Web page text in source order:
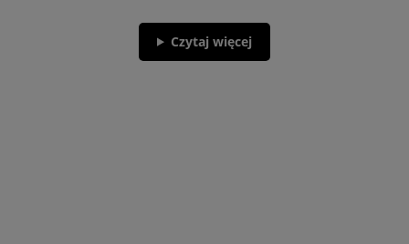
Czytaj więcej